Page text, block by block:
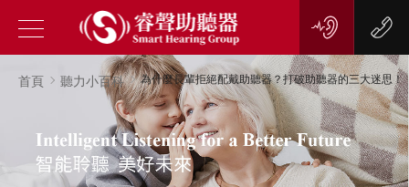
首頁 聽力小百科 為什麼長輩拒絕配戴助聽器？打破助聽器的三大迷思！